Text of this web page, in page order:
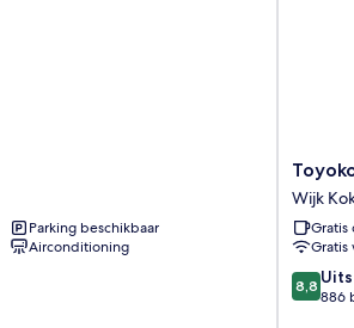
Parking beschikbaar
Airconditioning
Toyoko
Inn
Kuko
Wijk
Wijk
Gratis
8.8
van
8,8
886